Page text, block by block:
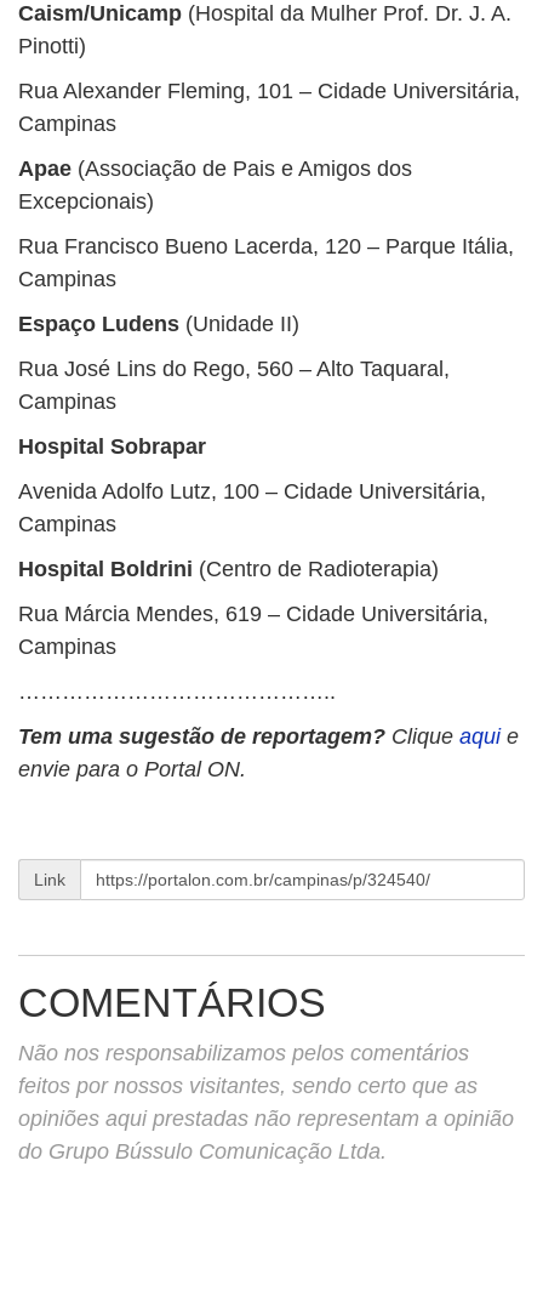
Caism/Unicamp (Hospital da Mulher Prof. Dr. J. A.
Pinotti)
Rua Alexander Fleming, 101 – Cidade Universitária,
Campinas
Apae (Associação de Pais e Amigos dos
Excepcionais)
Rua Francisco Bueno Lacerda, 120 – Parque Itália,
Campinas
Espaço Ludens (Unidade II)
Rua José Lins do Rego, 560 – Alto Taquaral,
Campinas
Hospital Sobrapar
Avenida Adolfo Lutz, 100 – Cidade Universitária,
Campinas
Hospital Boldrini (Centro de Radioterapia)
Rua Márcia Mendes, 619 – Cidade Universitária,
Campinas
……………………………………..
Tem uma sugestão de reportagem? Clique aqui e
envie para o Portal ON.
Link
COMENTÁRIOS
Não nos responsabilizamos pelos comentários
feitos por nossos visitantes, sendo certo que as
opiniões aqui prestadas não representam a opinião
do Grupo Bússulo Comunicação Ltda.